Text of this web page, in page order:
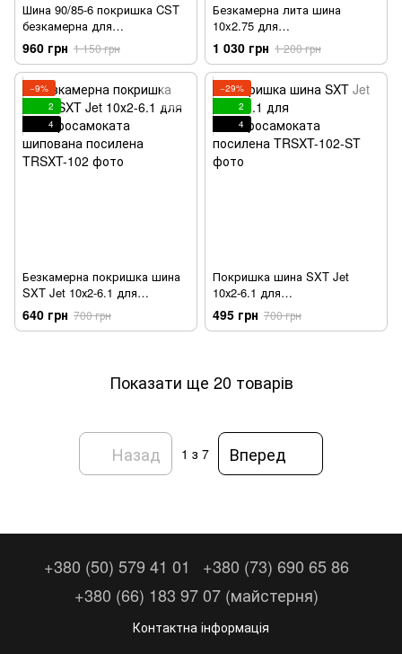
Шина 90/85-6 покришка CST
безкамерна для
електросамокату
960 грн 1 150 грн
Безкамерна лита шина
10x2.75 для
електросамоката Xiaomi /
Ninebot
1 030 грн 1 200 грн
−9%
2
4
Безкамерна покришка шина
SXT Jet 10х2-6.1 для
електросамоката шипована
посилена
640 грн 700 грн
−29%
2
4
Покришка шина SXT Jet
10х2-6.1 для
електросамоката посилена
495 грн 700 грн
Показати ще 20 товарів
Назад 1 з 7 Вперед
+380 (50) 579 41 01
+380 (73) 690 65 86
+380 (66) 183 97 07 (майстерня)
Контактна інформація